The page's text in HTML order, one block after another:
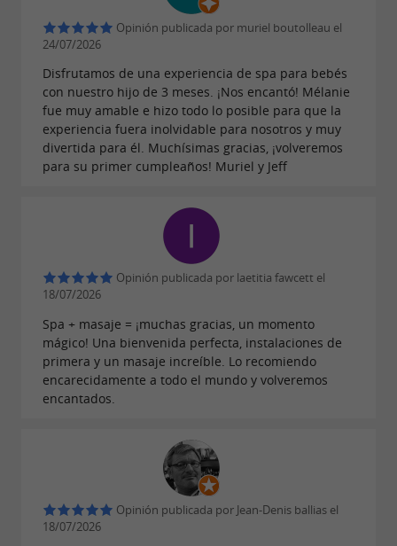
El collarín* (de 3 a 8 meses) según
normas CE
fue seleccionado por
fisioterapeutas y osteópatas. Solo mantiene
la cabeza fuera del agua.En ningún caso
aguantará el peso del bebé.
El body buoy (8 a 18 meses) permite la
de la parte inferior del cuerpo para
aprovechar al máximo los chorros de
Máximo dos acompañantes
que no haya otra posibilidad o se trate de
gemelos) .
El(los) bebé(s) estará(n) bajo la
Mínimo 15 días entre dos sesiones de Baby
Spa.
Opinión publicada por muriel boutolleau el
24/07/2026
Disfrutamos de una experiencia de spa para bebés
con nuestro hijo de 3 meses. ¡Nos encantó! Mélanie
fue muy amable e hizo todo lo posible para que la
experiencia fuera inolvidable para nosotros y muy
divertida para él. Muchísimas gracias, ¡volveremos
para su primer cumpleaños! Muriel y Jeff
Opinión publicada por laetitia fawcett el
18/07/2026
Spa + masaje = ¡muchas gracias, un momento
mágico! Una bienvenida perfecta, instalaciones de
primera y un masaje increíble. Lo recomiendo
encarecidamente a todo el mundo y volveremos
encantados.
Opinión publicada por Jean-Denis ballias el
18/07/2026